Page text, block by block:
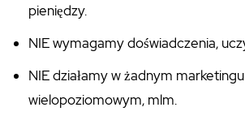
pieniędzy.
NIE wymagamy doświadczenia,
NIE działamy w żadnym marketingu
wielopoziomowym, mlm.